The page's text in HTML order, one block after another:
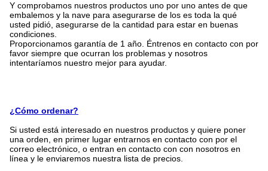
Y comprobamos nuestros productos uno por uno antes de que
embalemos y la nave para asegurarse de los es toda la qué
usted pidió, asegurarse de la cantidad para estar en buenas
condiciones.
Proporcionamos garantía de 1 año. Éntrenos en contacto con por
favor siempre que ocurran los problemas y nosotros
intentaríamos nuestro mejor para ayudar.
¿Cómo ordenar?
Si usted está interesado en nuestros productos y quiere poner
una orden, en primer lugar entrarnos en contacto con por el
correo electrónico, o entran en contacto con con nosotros en
línea y le enviaremos nuestra lista de precios.